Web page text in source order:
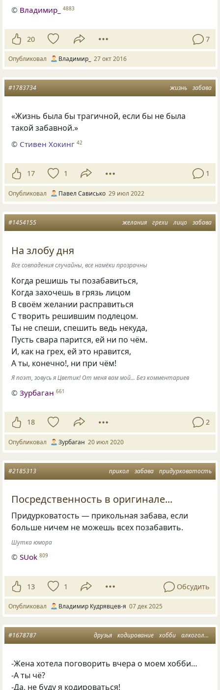
© Владимир_ 4883
20 7
Опубликовал Владимир_ 27 окт 2016
жизнь забава
#1783734
«Жизнь была бы трагичной, если бы не была
такой забавной.»
© Стивен Хокинг 42
17 1 1
Опубликовал Павел Сависько 29 июл 2022
желания грехи лицо забава
#1454155
На злобу дня
Все совпадения случайны, все намёки прозрачны
Когда решишь ты позабавиться,
Когда захочешь в грязь лицом
В своём желании расправиться
С творить решившим подлецом.
Ты не спеши, спешить ведь некуда,
Пусть свара парится, ей ни по чём.
И, как на грех, ей это нравится,
А ты, конечно!, ни при чём!
Я поэт, зовусь я Цветик! От меня вам мой... Без комментариев
©Зурбаган 661
18 2
Опубликовал Зурбаган 20 июл 2020
прикол забава придурковатость
#2185313
Посредственность в оригинале...
Придурковатость — прикольная забава, если
больше ничем не можешь всех позабавить.
Шутка юмора
©SUok 809
13 1 Обсудить
Опубликовал Владимир Кудрявцев-я 07 дек 2025
друзья кодирование хобби алкоголизм
#1678787
-Жена хотела поговорить вчера о моем хобби…
-А ты чё?
-Да, не буду я кодироваться!